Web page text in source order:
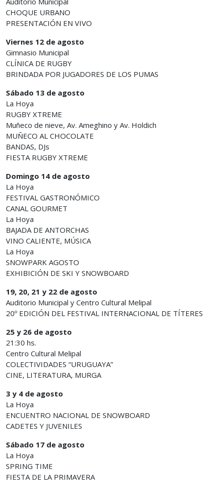
CHOQUE URBANO
PRESENTACIÓN EN VIVO
Viernes 12 de agosto
Gimnasio Municipal
CLÍNICA DE RUGBY
BRINDADA POR JUGADORES DE LOS PUMAS
Sábado 13 de agosto
La Hoya
RUGBY XTREME
Muñeco de nieve, Av. Ameghino y Av. Holdich
MUÑECO AL CHOCOLATE
BANDAS, DJs
FIESTA RUGBY XTREME
Domingo 14 de agosto
La Hoya
FESTIVAL GASTRONÓMICO
CANAL GOURMET
La Hoya
BAJADA DE ANTORCHAS
VINO CALIENTE, MÚSICA
La Hoya
SNOWPARK AGOSTO
EXHIBICIÓN DE SKI Y SNOWBOARD
19, 20, 21 y 22 de agosto
Auditorio Municipal y Centro Cultural Melipal
20º EDICIÓN DEL FESTIVAL INTERNACIONAL DE TÍTERES
25 y 26 de agosto
21:30 hs.
Centro Cultural Melipal
COLECTIVIDADES “URUGUAYA”
CINE, LITERATURA, MURGA
3 y 4 de agosto
La Hoya
ENCUENTRO NACIONAL DE SNOWBOARD
CADETES Y JUVENILES
Sábado 17 de agosto
La Hoya
SPRING TIME
FIESTA DE LA PRIMAVERA